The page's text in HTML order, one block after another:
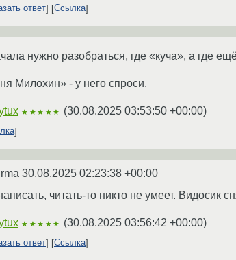
ответ Ссылка
нужно разобраться, где «куча», а где
Милохин» - у него спроси.
★★★★★ (30.08.2025 03:53:50 +00:00)
30.08.2025 02:23:38 +00:00
читать-то никто не умеет. Видосик
★★★★★ (30.08.2025 03:56:42 +00:00)
ответ Ссылка